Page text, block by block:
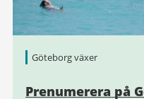
Göteborg växer
Prenumerera på